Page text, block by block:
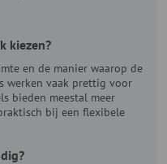
kiezen?
en de manier waarop de
werken vaak prettig voor
bieden meestal meer
bij een flexibele